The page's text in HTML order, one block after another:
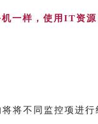
一样，使用IT资
将不同监控项进